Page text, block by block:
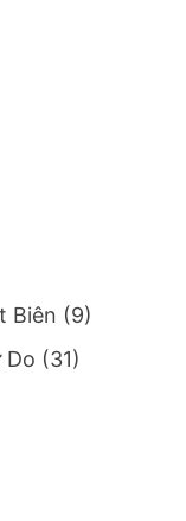
Biên (9)
Do (31)